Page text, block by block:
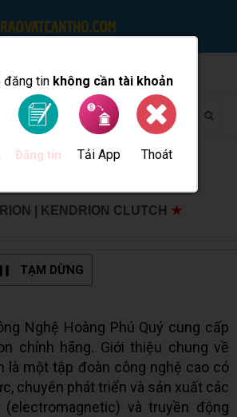
đăng tin không cần tài khoản
Đăng tin Tải App Thoát
| KENDRION CLUTCH ★
TẠM DỪNG
Nghệ Hoàng Phú Quý cung cấp
chính hãng. Giới thiệu chung về
là một tập đoàn công nghệ cao có
chuyên phát triển và sản xuất các
và truyền động